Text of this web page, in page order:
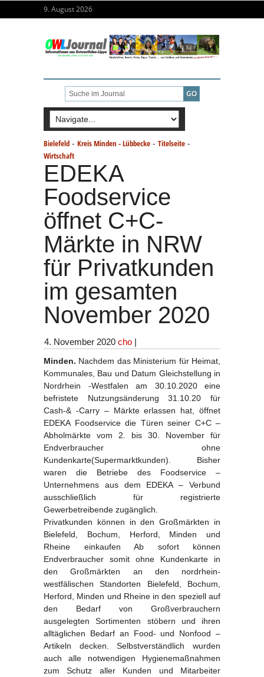
9. August 2026
Bielefeld - Kreis Minden - Lübbecke - Titelseite -
Wirtschaft
EDEKA
Foodservice
öffnet C+C-
Märkte in NRW
für Privatkunden
im gesamten
November 2020
4. November 2020 cho |
Minden. Nachdem das Ministerium für Heimat,
Kommunales, Bau und Datum Gleichstellung in
Nordrhein -Westfalen am 30.10.2020 eine
befristete Nutzungsänderung 31.10.20 für
Cash-& -Carry – Märkte erlassen hat, öffnet
EDEKA Foodservice die Türen seiner C+C –
Abholmärkte vom 2. bis 30. November für
Endverbraucher ohne
Kundenkarte(Supermarktkunden). Bisher
waren die Betriebe des Foodservice –
Unternehmens aus dem EDEKA – Verbund
ausschließlich für registrierte
Gewerbetreibende zugänglich.
Privatkunden können in den Großmärkten in
Bielefeld, Bochum, Herford, Minden und
Rheine einkaufen Ab sofort können
Endverbraucher somit ohne Kundenkarte in
den Großmärkten an den nordrhein-
westfälischen Standorten Bielefeld, Bochum,
Herford, Minden und Rheine in den speziell auf
den Bedarf von Großverbrauchern
ausgelegten Sortimenten stöbern und ihren
alltäglichen Bedarf an Food- und Nonfood –
Artikeln decken. Selbstverständlich wurden
auch alle notwendigen Hygienemaßnahmen
zum Schutz aller Kunden und Mitarbeiter